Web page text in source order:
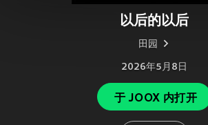
以后的以后
田园
2026年5月8日
于 JOOX 内打开